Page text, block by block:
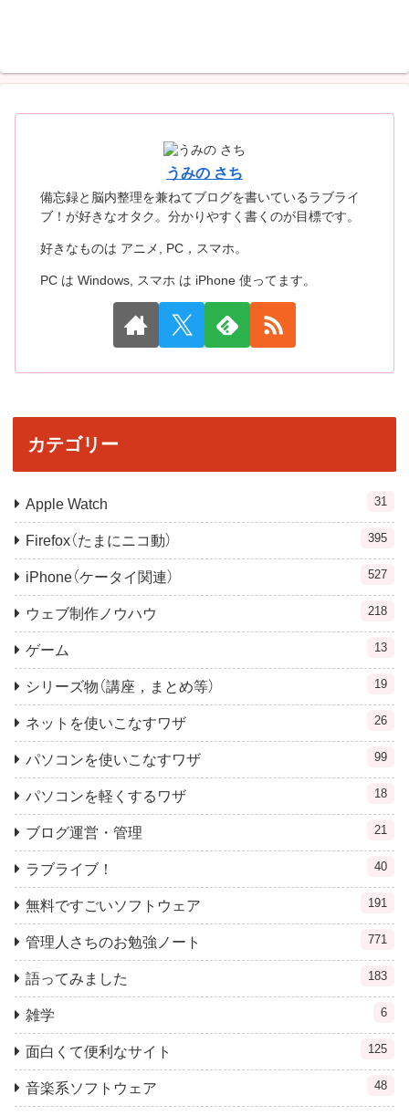
うみの さち
備忘録と脳内整理を兼ねてブログを書いているラブライ
ブ！が好きなオタク。分かりやすく書くのが目標です。
好きなものは アニメ, PC，スマホ。
PC は Windows, スマホ は iPhone 使ってます。
カテゴリー
Apple Watch 31
Firefox（たまにニコ動） 395
iPhone（ケータイ関連） 527
ウェブ制作ノウハウ 218
ゲーム 13
シリーズ物（講座，まとめ等） 19
ネットを使いこなすワザ 26
パソコンを使いこなすワザ 99
パソコンを軽くするワザ 18
ブログ運営・管理 21
ラブライブ！ 40
無料ですごいソフトウェア 191
管理人さちのお勉強ノート 771
語ってみました 183
雑学 6
面白くて便利なサイト 125
音楽系ソフトウェア 48